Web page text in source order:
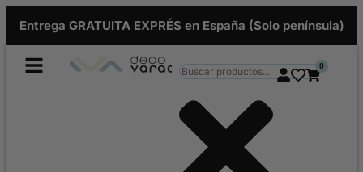
Entrega GRATUITA EXPRÉS en España (Solo península)
0